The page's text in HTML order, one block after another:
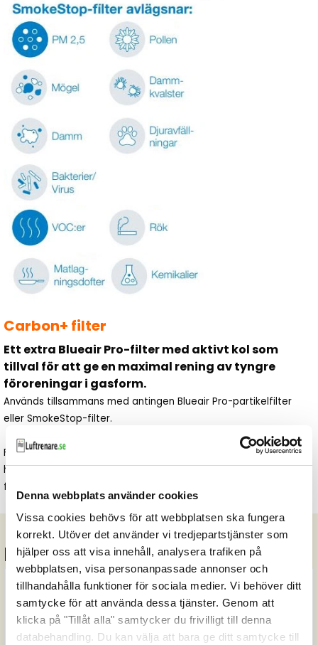
Denna webbplats använder cookies
Vissa cookies behövs för att webbplatsen ska fungera
korrekt. Utöver det använder vi tredjepartstjänster som
hjälper oss att visa innehåll, analysera trafiken på
webbplatsen, visa personanpassade annonser och
tillhandahålla funktioner för sociala medier. Vi behöver ditt
samtycke för att använda dessa tjänster. Genom att
klicka på "Tillåt alla" samtycker du frivilligt till denna
databehandling. Du kan välja att bara ge ditt samtycke till
Carbon+ filter
Ett extra Blueair Pro-filter med aktivt kol som
tillval för att ge en maximal rening av tyngre
föroreningar i gasform.
Används tillsammans med antingen Blueair Pro-partikelfilter
eller SmokeStop-filter.
Filtret innehåller hundratals pellets med 0,9-1,8 kg aktivt kol som
har behandlats med magnesiumdioxid och kopparoxid för att
fånga in farliga kemikalier och otrevliga lukter.
Beställ nya filter till Blueair Pro